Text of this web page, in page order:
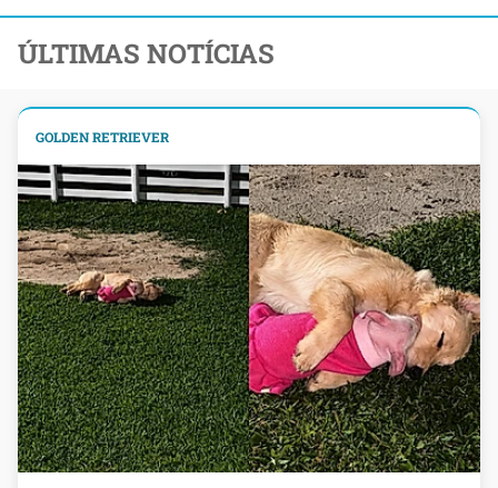
ÚLTIMAS NOTÍCIAS
GOLDEN RETRIEVER